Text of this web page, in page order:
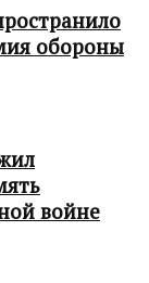
обороны
войне